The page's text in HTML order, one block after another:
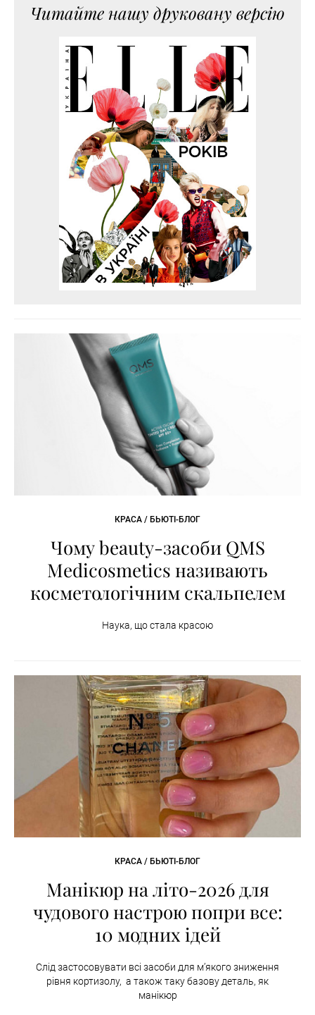
Читайте нашу друковану версію
КРАСА / БЬЮТІ-БЛОГ
Чому beauty-засоби QMS
Medicosmetics називають
косметологічним скальпелем
Наука, що стала красою
КРАСА / БЬЮТІ-БЛОГ
Манікюр на літо-2026 для
чудового настрою попри все:
10 модних ідей
Слід застосовувати всі засоби для м’якого зниження
рівня кортизолу, а також таку базову деталь, як
манікюр